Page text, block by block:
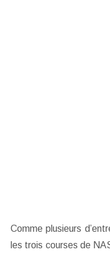
Comme plusieurs
les trois courses de